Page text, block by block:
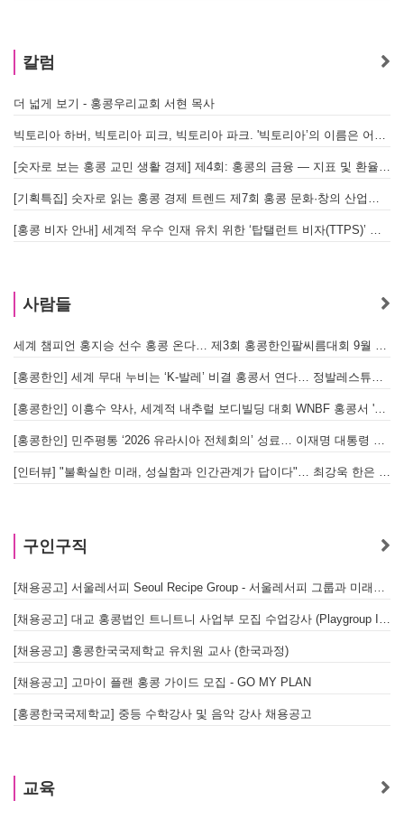
칼럼
더 넓게 보기 - 홍콩우리교회 서현 목사
빅토리아 하버, 빅토리아 피크, 빅토리아 파크. '빅토리아’의 이름은 어떻게 온 걸까? - [이승권 원장의 생활칼럼]
[숫자로 보는 홍콩 교민 생활 경제] 제4회: 홍콩의 금융 — 지표 및 환율, MPF 운영 현황
[기획특집] 숫자로 읽는 홍콩 경제 트렌드 제7회 홍콩 문화·창의 산업의 구조와 분야별 동향
[홍콩 비자 안내] 세계적 우수 인재 유치 위한 ‘탑탤런트 비자(TTPS)’ 주요 요건
사람들
세계 챔피언 홍지승 선수 홍콩 온다… 제3회 홍콩한인팔씨름대회 9월 12일 개최
[홍콩한인] 세계 무대 누비는 ‘K-발레’ 비결 홍콩서 연다… 정발레스튜디오 개원
[홍콩한인] 이흥수 약사, 세계적 내추럴 보디빌딩 대회 WNBF 홍콩서 '마스터 부문 1위' 기염
[홍콩한인] 민주평통 ‘2026 유라시아 전체회의’ 성료… 이재명 대통령 참석으로 의미 더해
[인터뷰] "불확실한 미래, 성실함과 인간관계가 답이다"… 최강욱 한은 부소장이 청소년들에게 전하는 응원
구인구직
[채용공고] 서울레서피 Seoul Recipe Group - 서울레서피 그룹과 미래를 함께할 유능한 인재를 모십니다
[채용공고] 대교 홍콩법인 트니트니 사업부 모집 수업강사 (Playgroup Instructor)
[채용공고] 홍콩한국국제학교 유치원 교사 (한국과정)
[채용공고] 고마이 플랜 홍콩 가이드 모집 - GO MY PLAN
[홍콩한국국제학교] 중등 수학강사 및 음악 강사 채용공고
교육